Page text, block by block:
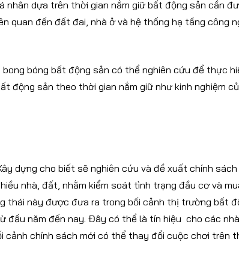
dựa trên thời gian nắm giữ bất động sản cần
quan đến đất đai, nhà ở và hệ thống hạ tầng công
bóng bất động sản có thể nghiên cứu để thực
động sản theo thời gian nắm giữ như kinh nghiệm
dựng cho biết sẽ nghiên cứu và đề xuất chính sách
nhà, đất, nhằm kiểm soát tình trạng đầu cơ và
thái này được đưa ra trong bối cảnh thị trường bất
đầu năm đến nay. Đây có thể là tín hiệu cho các nhà
cảnh chính sách mới có thể thay đổi cuộc chơi trên